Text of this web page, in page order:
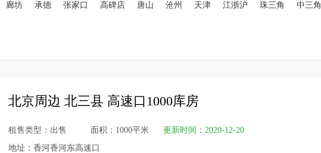
廊坊 承德 张家口 高碑店 唐山 沧州 天津 江浙沪 珠三角 中三角
北京周边 北三县 高速口1000库房
租售类型：出售 面积：1000平米
更新时间：2020-12-20
地址：香河香河东高速口